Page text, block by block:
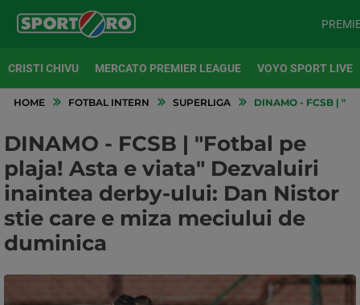
CRISTI CHIVU MERCATO PREMIER LEAGUE VOYO SPORT LIVE
HOME FOTBAL INTERN SUPERLIGA DINAMO - FCSB |
DINAMO - FCSB | "Fotbal pe
plaja! Asta e viata" Dezvaluiri
inaintea derby-ului: Dan Nistor
stie care e miza meciului de
duminica